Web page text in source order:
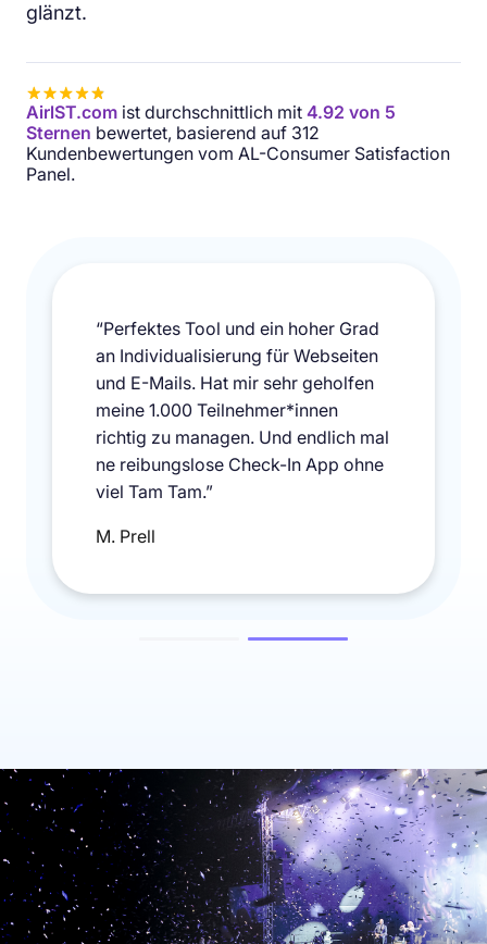
glänzt.
AirlST.com ist durchschnittlich mit 4.92 von 5
Sternen bewertet, basierend auf 312
Kundenbewertungen vom AL-Consumer Satisfaction
Panel.
“Perfektes Tool und ein hoher Grad
an Individualisierung für Webseiten
und E-Mails. Hat mir sehr geholfen
meine 1.000 Teilnehmer*innen
richtig zu managen. Und endlich mal
ne reibungslose Check-In App ohne
viel Tam Tam.”
M. Prell